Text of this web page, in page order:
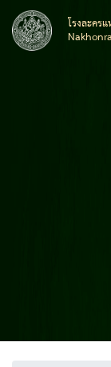
โรงละคร